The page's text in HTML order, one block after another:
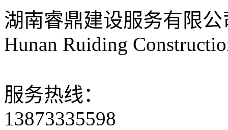
湖南睿鼎建设服务有限公
Hunan Ruiding
服务热线：
13873335598